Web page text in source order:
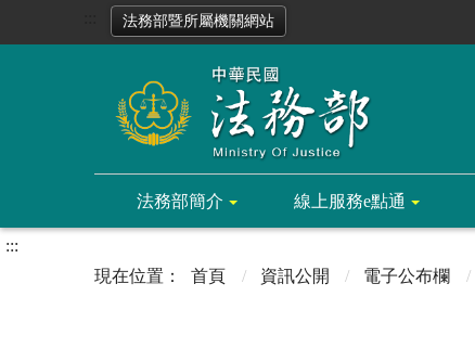
法務部暨所屬機關網站
法務部簡介 線上服務e點通
:::
首頁
資訊公開 電子公布欄